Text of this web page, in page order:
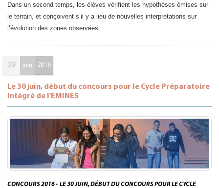
​Dans un second temps, les élèves vérifient les hypothèses émises sur
le terrain, et conçoivent s’il y a lieu de nouvelles interprétations sur
l’évolution des zones observées.
29 juin 2016
Le 30 juin, début du concours pour le Cycle Préparatoire
Intégré de l'EMINES
CONCOURS 2016 - LE 30 JUIN, DÉBUT DU CONCOURS POUR LE CYCLE